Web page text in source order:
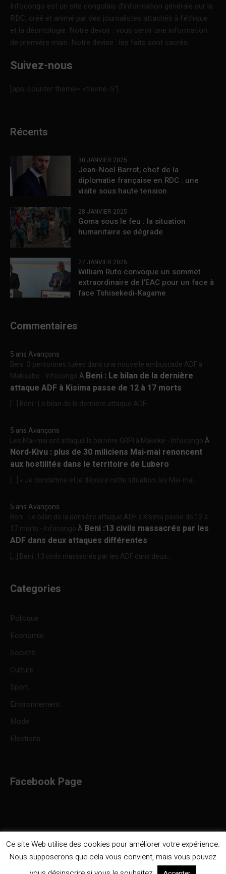
Infocongo est un site congolais d’information générale sur la
RDC, créé et animé par des journalistes attachés à l’éthique
et la déontologie. Notre devoir : vous servir une information
de première main. Notre devise : les faits sont sacrés.
Suivez-nous
[aps-counter theme= »theme-5″]
Récents
30 JANVIER 2025
Jean-Noël Barrot, chef de la
diplomatie française en RDC : une
visite sous haute tension
28 JANVIER 2025
Goma sous le feu : la situation
humanitaire se dégrade
27 JANVIER 2025
William Ruto convoque un sommet
extraordinaire de l’EAC pour un face à
face Tshisekedi-Kagame
Commentaires
5 ans Avançons
Beni :3 personnes tuées dans une nouvelle embuscade ADF à
Makisabo - InfocongoÀ Beni : Le bilan de la dernière
attaque ADF à Kisima passe de 12 à 17 morts
[…] Beni : Le bilan de la dernière attaque ADF...
5 ans Avançons
Les Mai-mai ont attaqué la barrière GRPI à Makeke - InfocongoÀ
Nord-Kivu : plus de 30 miliciens Mai-mai renoncent
aux hostilités dans le territoire de Lubero
[…] « Je condamne et je déplore cette situation, les Mai-mai...
5 ans Avançons
Beni : Le bilan de la dernière attaque ADF à Kisima passe de 12 à
17 morts - InfocongoÀ Beni :13 civils massacrés par les
ADF dans deux attaques différentes
[…] Beni :13 civils massacrés par les ADF dans deux...
Categories
Politique
Economie
Société
Culture
Sport
Environnement
Mode
Elections
Facebook Page
Ce site Web utilise des cookies pour améliorer votre expérience.
Nous supposerons que cela vous convient, mais vous pouvez